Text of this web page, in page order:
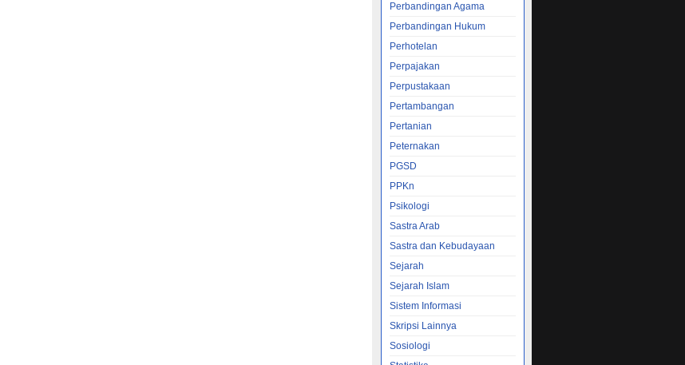
Perbandingan Agama
Perbandingan Hukum
Perhotelan
Perpajakan
Perpustakaan
Pertambangan
Pertanian
Peternakan
PGSD
PPKn
Psikologi
Sastra Arab
Sastra dan Kebudayaan
Sejarah
Sejarah Islam
Sistem Informasi
Skripsi Lainnya
Sosiologi